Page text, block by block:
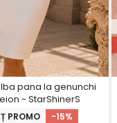
pana la genunchi
- StarShinerS
PROMO -15%